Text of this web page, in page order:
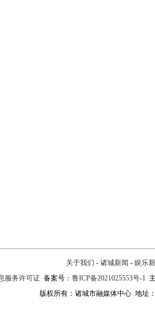
关于我们 - 诸城新闻 - 娱乐
服务许可证备案号： 鲁ICP备2021025553号-1
版权所有：诸城市融媒体中心 地址